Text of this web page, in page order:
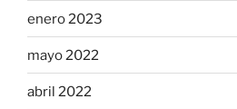
enero 2023
mayo 2022
abril 2022